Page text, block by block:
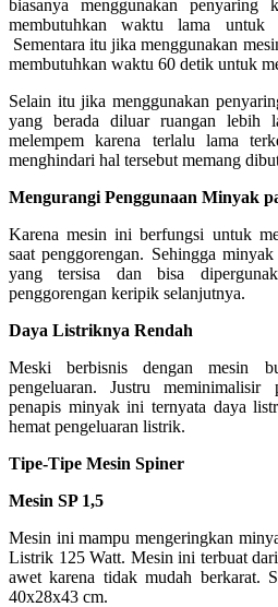
biasanya menggunakan penyaring
membutuhkan waktu lama untuk
Sementara itu jika menggunakan
membutuhkan waktu 60 detik untuk
Selain itu jika menggunakan
yang berada diluar ruangan lebih
melempem karena terlalu lama
menghindari hal tersebut memang
Mengurangi Penggunaan Minyak
Karena mesin ini berfungsi untuk
saat penggorengan. Sehingga
yang tersisa dan bisa
penggorengan keripik selanjutnya.
Daya Listriknya Rendah
Meski berbisnis dengan mesin
pengeluaran. Justru meminimalisir
penapis minyak ini ternyata daya
hemat pengeluaran listrik.
Tipe-Tipe Mesin Spiner
Mesin SP 1,5
Mesin ini mampu mengeringkan
Listrik 125 Watt. Mesin ini terbuat
awet karena tidak mudah berkarat.
40x28x43 cm.